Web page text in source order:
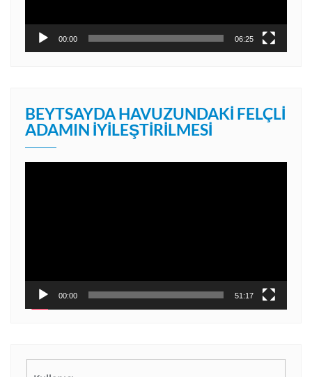
00:00 06:25
BEYTSAYDA HAVUZUNDAKI FELÇLI
ADAMIN İYILEŞTIRILMESI
00:00 51:17